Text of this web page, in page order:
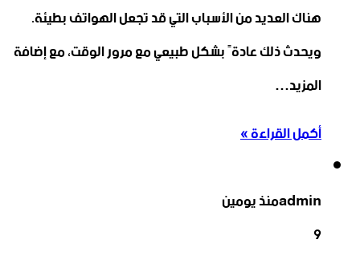
هناك العديد من الأسباب التي قد تجعل الهواتف بطيئة.
ويحدث ذلك عادةً بشكل طبيعي مع مرور الوقت، مع إضافة
المزيد…
أكمل القراءة »
adminمنذ يومين
9